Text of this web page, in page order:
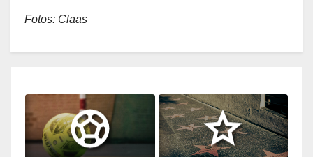
Fotos: Claas